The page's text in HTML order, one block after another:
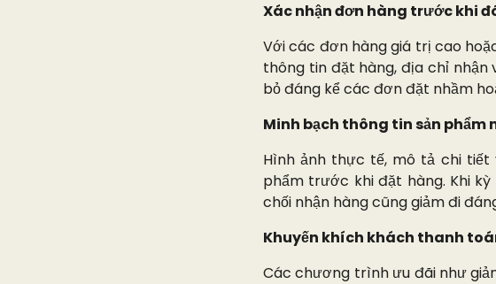
Xác nhận đơn hàng trước khi
Với các đơn hàng giá trị cao
thông tin đặt hàng, địa chỉ nhận
bỏ đáng kể các đơn đặt nhầm
Minh bạch thông tin sản phẩm
Hình ảnh thực tế, mô tả chi tiết
phẩm trước khi đặt hàng. Khi
chối nhận hàng cũng giảm đi
Khuyến khích khách thanh
Các chương trình ưu đãi như